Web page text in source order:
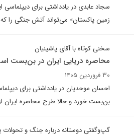
سجاد عابدی در یادداشتی برای
زمین پاکستان» می‌تواند آتش جنگی را
سخنی کوتاه با آقای پاشینیان
محاصره دریایی ایران در
۳۰ فروردین ۱۴۰۵
احسان موحدیان در یادداشتی برای
بن‌بست خورد و حالا طرح محاصره ایران
گپ‌وگفتی دوستانه درباره جنگ و